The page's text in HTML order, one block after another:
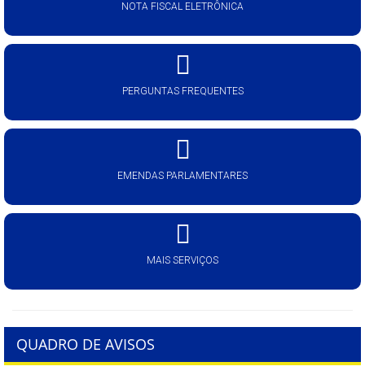
NOTA FISCAL ELETRÔNICA
PERGUNTAS FREQUENTES
EMENDAS PARLAMENTARES
MAIS SERVIÇOS
QUADRO DE AVISOS